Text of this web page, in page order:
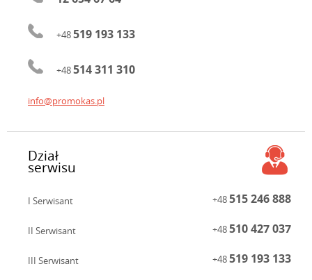
+48519 193 133
+48514 311 310
info@promokas.pl
Dział
serwisu
I Serwisant +48515 246 888
II Serwisant +48510 427 037
III Serwisant +48519 193 133